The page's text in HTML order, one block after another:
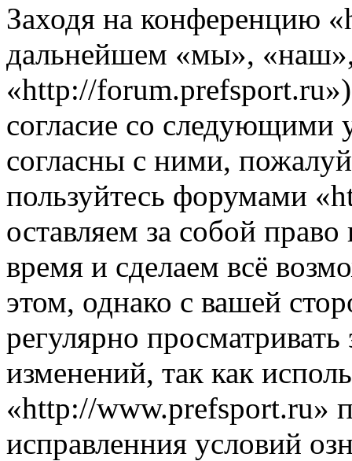
Заходя на конференцию
дальнейшем «мы»,
«http://
согласие со следующими
согласны с ними,
пользуйтесь форумами
оставляем за собой
время и сделаем всё
этом, однако с вашей
регулярно просматривать
изменений, так как
«http://www.prefsport.ru»
исправленния условий